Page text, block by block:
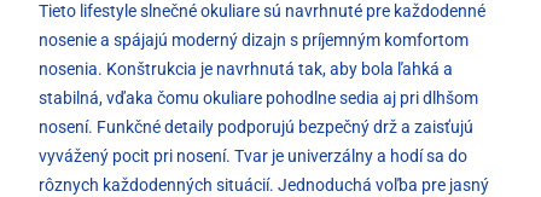
Tieto lifestyle slnečné okuliare sú navrhnuté pre každodenné
nosenie a spájajú moderný dizajn s príjemným komfortom
nosenia. Konštrukcia je navrhnutá tak, aby bola ľahká a
stabilná, vďaka čomu okuliare pohodlne sedia aj pri dlhšom
nosení. Funkčné detaily podporujú bezpečný drž a zaisťujú
vyvážený pocit pri nosení. Tvar je univerzálny a hodí sa do
rôznych každodenných situácií. Jednoduchá voľba pre jasný